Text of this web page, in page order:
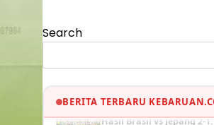
Search
BERITA TERBARU
Perampokan Bank
Hasil Brasil vs Jepang 2-1:
Dramatis, Gol Martinelli
30 Juni 2026